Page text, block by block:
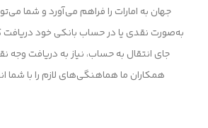
جهان به امارات را فراهم می‌آورد و شما
به‌صورت نقدی یا در حساب بانکی خود دریافت
جای انتقال به حساب، نیاز به دریافت وجه
همکاران ما هماهنگی‌های لازم را با شما